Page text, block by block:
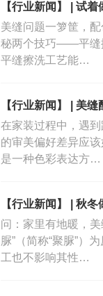
【行业新闻】 | 试
美缝问题一箩筐，
秘两个技巧——平缝
平缝擦洗工艺能…
【行业新闻】 | 美
在家装过程中，遇
的审美偏好差异应
是一种色彩表达方…
【行业新闻】 | 秋
问：家里有地暖，
脲”（简称“聚脲”）
工也不影响其性…